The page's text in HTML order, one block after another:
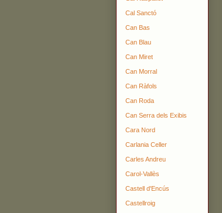
Cal Sanctó
Can Bas
Can Blau
Can Miret
Can Morral
Can Ràfols
Can Roda
Can Serra dels Exibis
Cara Nord
Carlania Celler
Carles Andreu
Carol-Vallès
Castell d'Encús
Castellroig